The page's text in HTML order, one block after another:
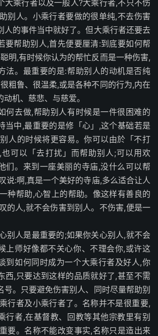
乘行者以及一般人?大乘行者,不只不伤
别人。小乘行者要做的很单纯,不去伤害
人的事件当中就好了。但大乘行者还要去
要帮助别人,首先便要厘清:到底要如何帮
明,有时候你认为的帮忙反而是一种伤害,
法。最重要的是:帮助别人的动机是否纯
粗鲁、很温柔,或是各种不同的行为,内在
机、慈悲、与慈爱。
去做,帮助别人有时候是一件很困难的
当中,最重要的是修「心」,这个基础若是
人的时候将更容易。你可以由於「不打
可以「去打扰」而帮助别人;可以用欢
们。来到一座美丽的寺庙,没什么可以帮
说:啊,真是一个美好的寺庙,多么适合让人
种帮助,心智上的帮助。像这样有善良的
的人,就不会伤害到别人。不伤害,便是一
人是最重要的;如果你关心别人,就不会
上师好像都不关心你、不理会你,或许这
到如何同时成为一个大乘行者及好人,你
西,只要达到这样的品质就好了,甚至不需
号。只要避免伤害别人、同时尽量帮助别
行者及小乘行者了。名称并不是很重要,
行者,在基督教、回教等其他宗教里有别
要。名称不能改变事实,名称只是造出来